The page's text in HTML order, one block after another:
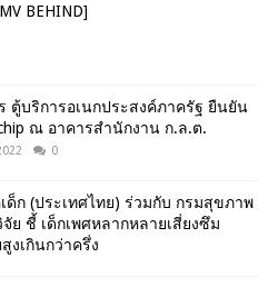
BEHIND]
ตู้บริการอเนกประสงค์ภาครัฐ ยืนยัน
ณ อาคารสำนักงาน ก.ล.ต.
0
ด็ก (ประเทศไทย) ร่วมกับ กรมสุขภาพ
ย ชี้ เด็กเพศหลากหลายเสี่ยงซึม
งเกินกว่าครึ่ง